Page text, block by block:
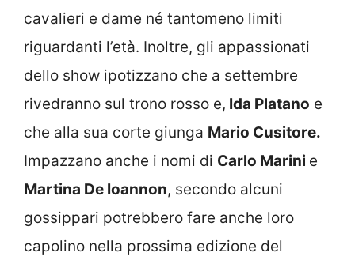
cavalieri e dame né tantomeno limiti
riguardanti l’età. Inoltre, gli appassionati
dello show ipotizzano che a settembre
rivedranno sul trono rosso e, Ida Platano e
che alla sua corte giunga Mario Cusitore.
Impazzano anche i nomi di Carlo Marini e
Martina De Ioannon, secondo alcuni
gossippari potrebbero fare anche loro
capolino nella prossima edizione del